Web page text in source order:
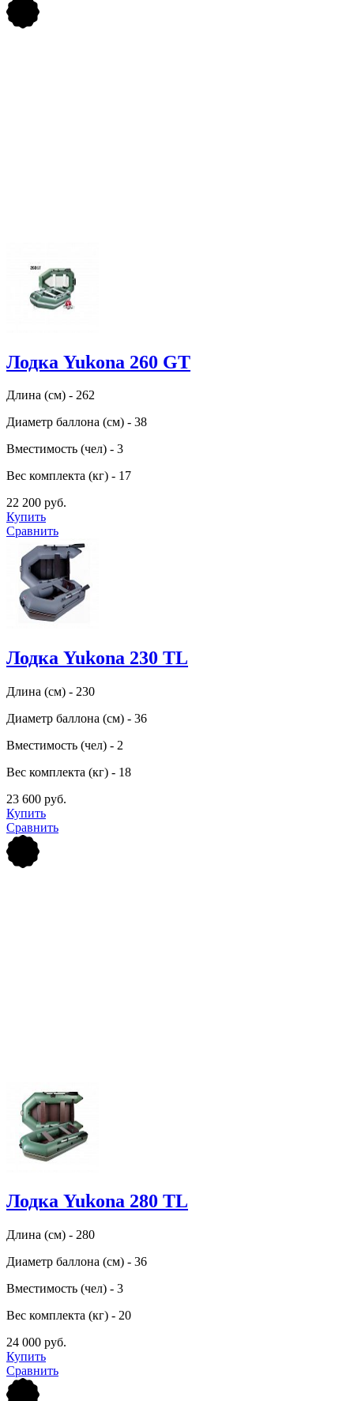
Лодка Yukona 260 GT
Длина (см) - 262
Диаметр баллона (см) - 38
Вместимость (чел) - 3
Вес комплекта (кг) - 17
22 200 руб.
Купить
Сравнить
Лодка Yukona 230 TL
Длина (см) - 230
Диаметр баллона (см) - 36
Вместимость (чел) - 2
Вес комплекта (кг) - 18
23 600 руб.
Купить
Сравнить
Лодка Yukona 280 TL
Длина (см) - 280
Диаметр баллона (см) - 36
Вместимость (чел) - 3
Вес комплекта (кг) - 20
24 000 руб.
Купить
Сравнить